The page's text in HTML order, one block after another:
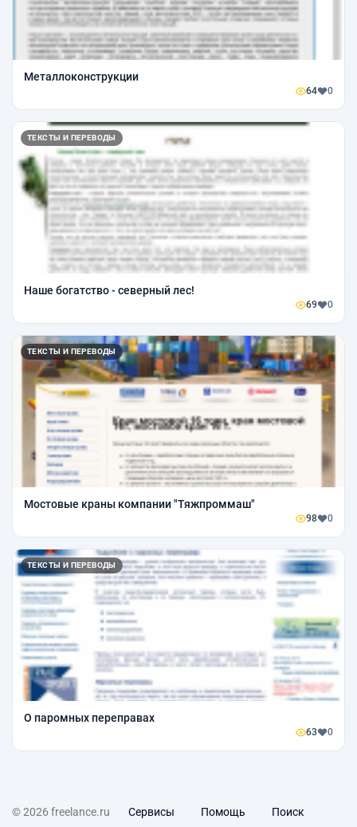
Металлоконструкции
64 0
ТЕКСТЫ И ПЕРЕВОДЫ
Наше богатство - северный лес!
69 0
ТЕКСТЫ И ПЕРЕВОДЫ
Мостовые краны компании "Тяжпроммаш"
98 0
ТЕКСТЫ И ПЕРЕВОДЫ
О паромных переправах
63 0
© 2026 freelance.ru Сервисы Помощь Поиск